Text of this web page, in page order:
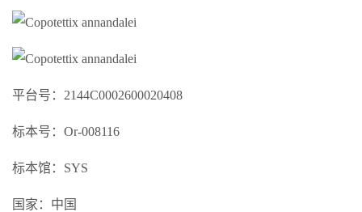
平台号：2144C0002600020408
标本号：Or-008116
标本馆：SYS
国家：中国